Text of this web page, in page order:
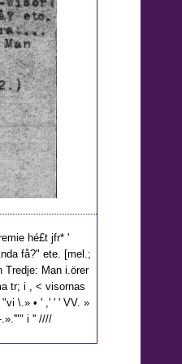
hé£t jfr* '
få?" ete. [mel.;
Tredje: Man i.örer
tr; i , < visornas
"vi \.» • ' ,' ' ' VV. »
-.».'"" i '' ////